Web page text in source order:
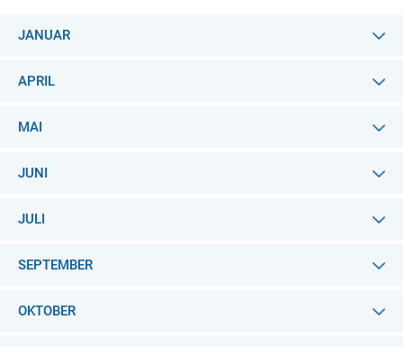
JANUAR
APRIL
MAI
JUNI
JULI
SEPTEMBER
OKTOBER